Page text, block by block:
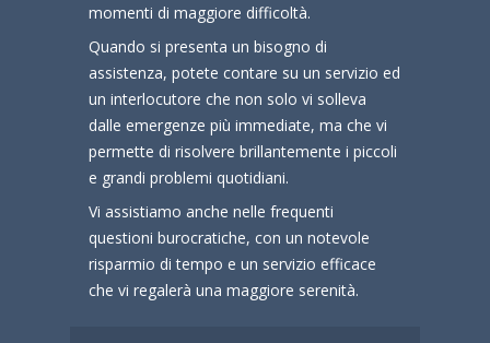
momenti di maggiore difficoltà.
Quando si presenta un bisogno di
assistenza, potete contare su un servizio ed
un interlocutore che non solo vi solleva
dalle emergenze più immediate, ma che vi
permette di risolvere brillantemente i piccoli
e grandi problemi quotidiani.
Vi assistiamo anche nelle frequenti
questioni burocratiche, con un notevole
risparmio di tempo e un servizio efficace
che vi regalerà una maggiore serenità.